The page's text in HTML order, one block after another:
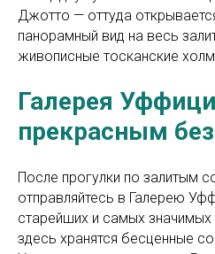
Джотто — оттуда
панорамный вид на весь
живописные тосканские
Галерея
прекрасным
После прогулки по залитым
отправляйтесь в Галерею
старейших и самых
здесь хранятся бесценные